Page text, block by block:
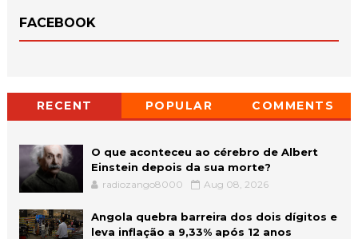
FACEBOOK
RECENT POPULAR COMMENTS
O que aconteceu ao cérebro de Albert
Einstein depois da sua morte?
radiozango8000 Aug 08, 2026
Angola quebra barreira dos dois dígitos e
leva inflação a 9,33% após 12 anos